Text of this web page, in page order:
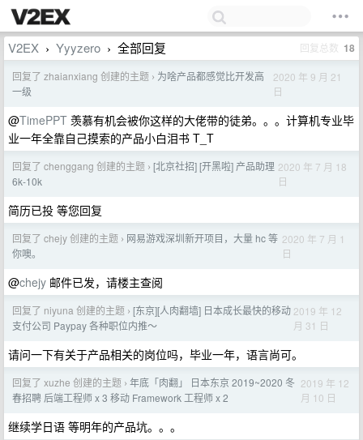
V2EX › Yyyzero › 全部回复 回复总数 18
回复了 zhaianxiang 创建的主题 › 为啥产品都感觉比开发高
一级
2020 年 9 月 21
日
@TimePPT 羡慕有机会被你这样的大佬带的徒弟。。。计算机专业毕
业一年全靠自己摸索的产品小白泪书 T_T
回复了 chenggang 创建的主题 › [北京社招] [开黑啦] 产品助理
6k-10k
2020 年 7 月 18
日
简历已投 等您回复
回复了 chejy 创建的主题 › 网易游戏深圳新开项目，大量 hc 等
你噢。
2020 年 7 月 1
日
@chejy 邮件已发，请楼主查阅
回复了 niyuna 创建的主题 › [东京][人肉翻墙] 日本成长最快的移动
支付公司 Paypay 各种职位内推～
2019 年 12
月 31 日
请问一下有关于产品相关的岗位吗，毕业一年，语言尚可。
回复了 xuzhe 创建的主题 › 年底「肉翻」 日本东京 2019~2020 冬
春招聘 后端工程师 x 3 移动 Framework 工程师 x 2
2019 年 12
月 10 日
继续学日语 等明年的产品坑。。。